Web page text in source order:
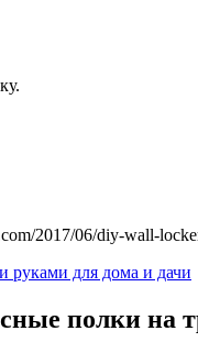
2017/06/diy-wall-
руками для дома и дачи
полки на